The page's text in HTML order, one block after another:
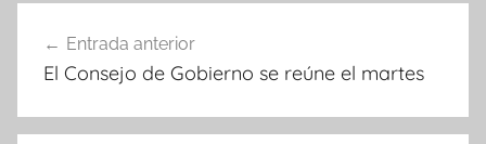
de
Entrada anterior
El Consejo de Gobierno se reúne el martes